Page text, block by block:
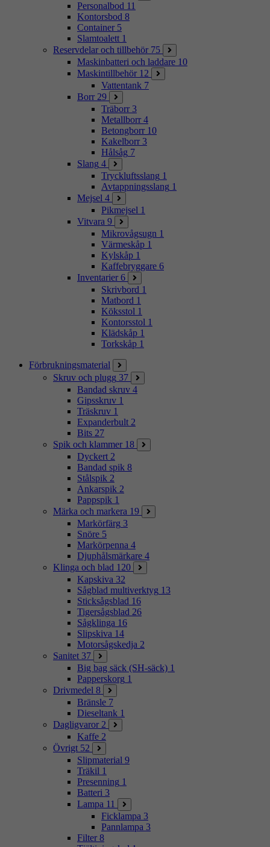
Personalbod 11
Kontorsbod 8
Container 5
Slamtoalett 1
Reservdelar och tillbehör 75
Maskinbatteri och laddare 10
Maskintillbehör 12
Vattentank 7
Borr 29
Träborr 3
Metallborr 4
Betongborr 10
Kakelborr 3
Hålsåg 7
Slang 4
Tryckluftsslang 1
Avtappningsslang 1
Mejsel 4
Pikmejsel 1
Vitvara 9
Mikrovågsugn 1
Värmeskåp 1
Kylskåp 1
Kaffebryggare 6
Inventarier 6
Skrivbord 1
Matbord 1
Köksstol 1
Kontorsstol 1
Klädskåp 1
Torkskåp 1
Förbrukningsmaterial
Skruv och plugg 37
Bandad skruv 4
Gipsskruv 1
Träskruv 1
Expanderbult 2
Bits 27
Spik och klammer 18
Dyckert 2
Bandad spik 8
Stålspik 2
Ankarspik 2
Pappspik 1
Märka och markera 19
Markörfärg 3
Snöre 5
Markörpenna 4
Djuphålsmärkare 4
Klinga och blad 120
Kapskiva 32
Sågblad multiverktyg 13
Sticksågsblad 16
Tigersågsblad 26
Sågklinga 16
Slipskiva 14
Motorsågskedja 2
Sanitet 37
Big bag säck (SH-säck) 1
Papperskorg 1
Drivmedel 8
Bränsle 7
Dieseltank 1
Dagligvaror 2
Kaffe 2
Övrigt 52
Slipmaterial 9
Träkil 1
Presenning 1
Batteri 3
Lampa 11
Ficklampa 3
Pannlampa 3
Filter 8